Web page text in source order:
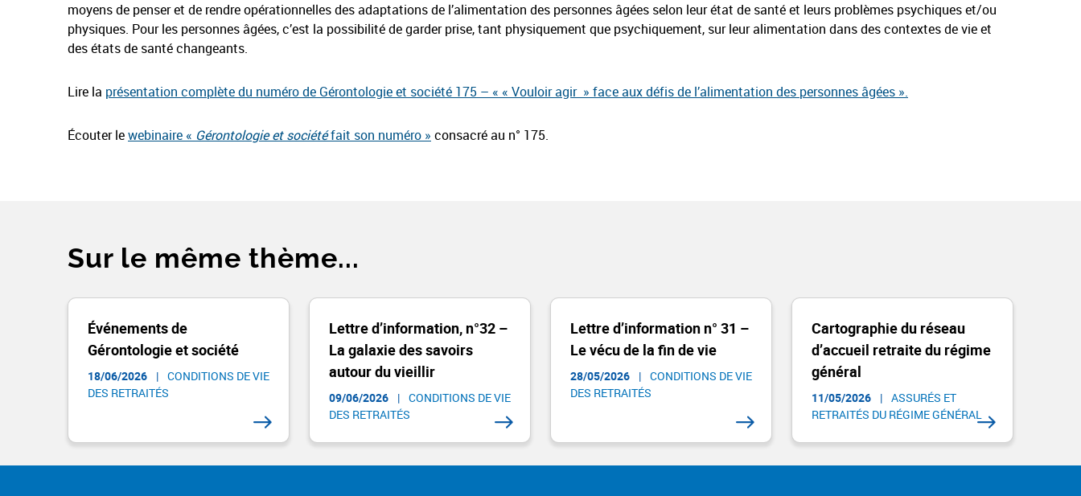
moyens de penser et de rendre opérationnelles des adaptations de l’alimentation des personnes âgées selon leur état de santé et leurs problèmes psychiques et/ou
physiques. Pour les personnes âgées, c’est la possibilité de garder prise, tant physiquement que psychiquement, sur leur alimentation dans des contextes de vie et
des états de santé changeants.
Lire la présentation complète du numéro de Gérontologie et société 175 – « « Vouloir agir » face aux défis de l’alimentation des personnes âgées ».
Écouter lewebinaire « Gérontologie et sociétéfait son numéro » consacré au n° 175.
Sur le même thème...
Événements de
Gérontologie et société
18/06/2026 | CONDITIONS DE VIE
DES RETRAITÉS
Lettre d’information, n°32 –
La galaxie des savoirs
autour du vieillir
09/06/2026 | CONDITIONS DE VIE
DES RETRAITÉS
Lettre d’information n° 31 –
Le vécu de la fin de vie
28/05/2026 | CONDITIONS DE VIE
DES RETRAITÉS
Cartographie du réseau
d’accueil retraite du régime
général
11/05/2026 | ASSURÉS ET
RETRAITÉS DU RÉGIME GÉNÉRAL​